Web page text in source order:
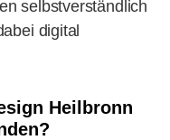
selbstverständlich
digital
Heilbronn